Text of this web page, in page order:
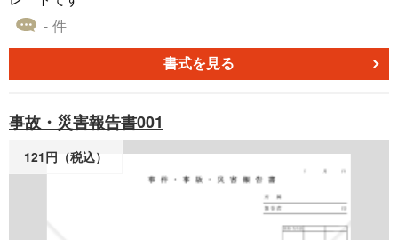
- 件
書式を見る
事故・災害報告書001
121円（税込）